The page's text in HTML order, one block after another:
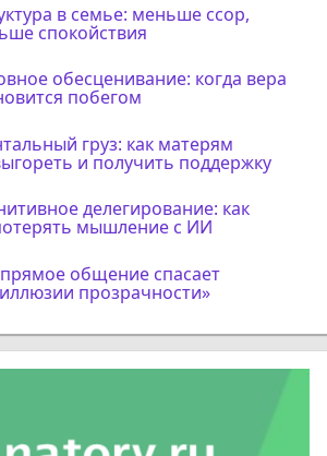
в семье: меньше ссор,
спокойствия
обесценивание: когда вера
побегом
груз: как матерям
и получить поддержку
делегирование: как
мышление с ИИ
общение спасает
прозрачности»